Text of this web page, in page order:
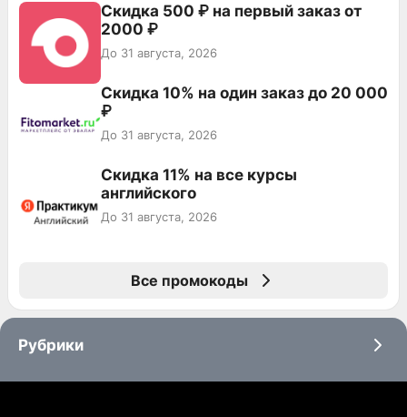
Скидка 500 ₽ на первый заказ от
2000 ₽
До 31 августа, 2026
Скидка 10% на один заказ до 20 000
₽
До 31 августа, 2026
Скидка 11% на все курсы
английского
До 31 августа, 2026
Все промокоды
Рубрики